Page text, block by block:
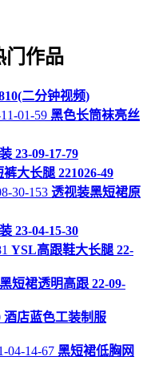
门作品
二分钟视频)
黑色长筒袜亮丝
23-09-17-79
裤大长腿 221026-49
透视装黑短裙原
23-04-15-30
YSL高跟鞋大长腿 22-
黑短裙透明高跟 22-09-
酒店蓝色工装制服
黑短裙低胸网